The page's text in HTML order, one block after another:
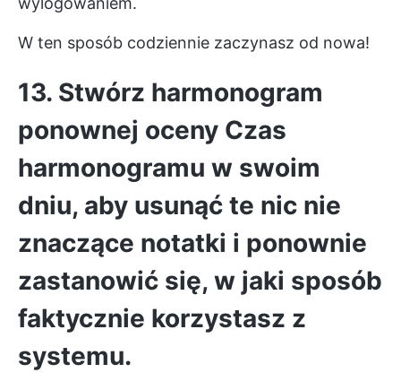
W ten sposób codziennie zaczynasz od nowa!
13. Stwórz harmonogram
ponownej oceny Czas
harmonogramu w swoim
dniu, aby usunąć te nic nie
znaczące notatki i ponownie
zastanowić się, w jaki sposób
faktycznie korzystasz z
systemu.